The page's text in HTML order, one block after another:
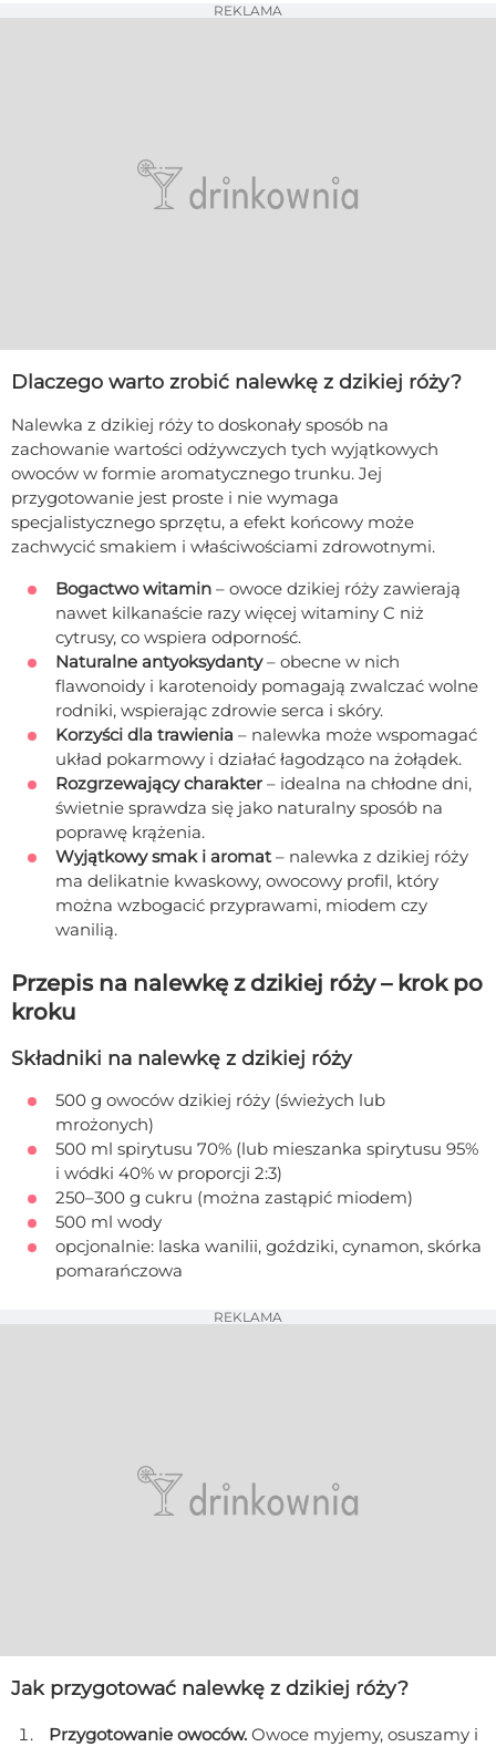
REKLAMA
Dlaczego warto zrobić nalewkę z dzikiej róży?
Nalewka z dzikiej róży to doskonały sposób na
zachowanie wartości odżywczych tych wyjątkowych
owoców w formie aromatycznego trunku. Jej
przygotowanie jest proste i nie wymaga
specjalistycznego sprzętu, a efekt końcowy może
zachwycić smakiem i właściwościami zdrowotnymi.
Bogactwo witamin – owoce dzikiej róży zawierają
nawet kilkanaście razy więcej witaminy C niż
cytrusy, co wspiera odporność.
Naturalne antyoksydanty– obecne w nich
flawonoidy i karotenoidy pomagają zwalczać wolne
rodniki, wspierając zdrowie serca i skóry.
Korzyści dla trawienia – nalewka może wspomagać
układ pokarmowy i działać łagodząco na żołądek.
Rozgrzewający charakter – idealna na chłodne dni,
świetnie sprawdza się jako naturalny sposób na
poprawę krążenia.
Wyjątkowy smak i aromat– nalewka z dzikiej róży
ma delikatnie kwaskowy, owocowy profil, który
można wzbogacić przyprawami, miodem czy
wanilią.
Przepis na nalewkę z dzikiej róży – krok po
kroku
Składniki na nalewkę z dzikiej róży
500 g owoców dzikiej róży (świeżych lub
mrożonych)
500 ml spirytusu 70% (lub mieszanka spirytusu 95%
i wódki 40% w proporcji 2:3)
250–300 g cukru (można zastąpić miodem)
500 ml wody
opcjonalnie: laska wanilii, goździki, cynamon, skórka
pomarańczowa
REKLAMA
Jak przygotować nalewkę z dzikiej róży?
Przygotowanie owoców. Owoce myjemy, osuszamy i